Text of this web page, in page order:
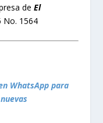
deEl
No. 1564
WhatsApp para